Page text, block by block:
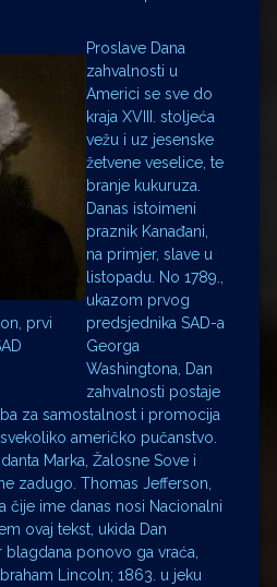
prvi
Proslave Dana
zahvalnosti u
Americi se sve do
kraja XVIII. stoljeća
vežu i uz jesenske
žetvene veselice, te
branje kukuruza.
Danas istoimeni
praznik Kanađani,
na primjer, slave u
listopadu. No 1789.,
ukazom prvog
predsjednika SAD-a
Georga
Washingtona, Dan
zahvalnosti postaje
za samostalnost i promocija
američko pučanstvo.
Marka, Žalosne Sove i
zadugo. Thomas Jefferson,
čije ime danas nosi Nacionalni
ovaj tekst, ukida Dan
blagdana ponovo ga vraća,
Lincoln; 1863. u jeku